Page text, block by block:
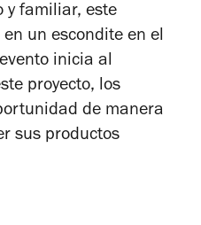
y familiar, este
un escondite en el
inicia al
proyecto, los
de manera
sus productos